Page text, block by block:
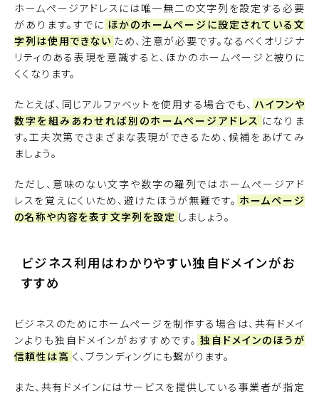
ホームページアドレスには唯一無二の文字列を設定する必要
があります。すでに ほかのホームページに設定されている文
字列は使用できない ため、注意が必要です。なるべくオリジナ
リティのある表現を意識すると、ほかのホームページと被りに
くくなります。
たとえば、同じアルファベットを使用する場合でも、 ハイフンや
数字を組みあわせれば別のホームページアドレス になりま
す。工夫次第でさまざまな表現ができるため、候補をあげてみ
ましょう。
ただし、意味のない文字や数字の羅列ではホームページアド
レスを覚えにくいため、避けたほうが無難です。 ホームページ
の名称や内容を表す文字列を設定 しましょう。
ビジネス利用はわかりやすい独自ドメインがお
すすめ
ビジネスのためにホームページを制作する場合は、共有ドメイ
ンよりも独自ドメインがおすすめです。 独自ドメインのほうが
信頼性は高 く、ブランディングにも繋がります。
また、共有ドメインにはサービスを提供している事業者が指定